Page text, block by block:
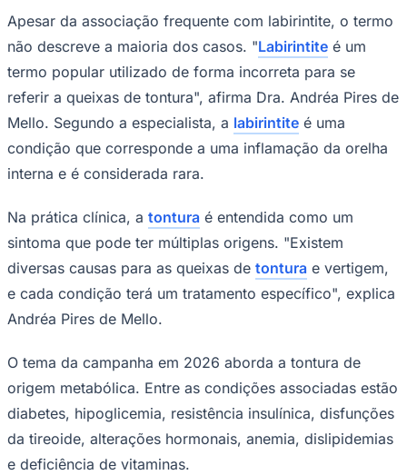
La Liga
Bundesliga
Mundial 2026
Times - Ir direto
Apesar da associação frequente com labirintite, o termo
não descreve a maioria dos casos. "Labirintite é um
termo popular utilizado de forma incorreta para se
referir a queixas de tontura", afirma Dra. Andréa Pires de
Mello. Segundo a especialista, a labirintite é uma
condição que corresponde a uma inflamação da orelha
interna e é considerada rara.
Na prática clínica, a tontura é entendida como um
sintoma que pode ter múltiplas origens. "Existem
diversas causas para as queixas de tontura e vertigem,
e cada condição terá um tratamento específico", explica
Andréa Pires de Mello.
O tema da campanha em 2026 aborda a tontura de
origem metabólica. Entre as condições associadas estão
diabetes, hipoglicemia, resistência insulínica, disfunções
da tireoide, alterações hormonais, anemia, dislipidemias
e deficiência de vitaminas.